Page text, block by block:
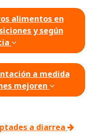
alimentos en
y según
a medida
mejoren
a diarrea